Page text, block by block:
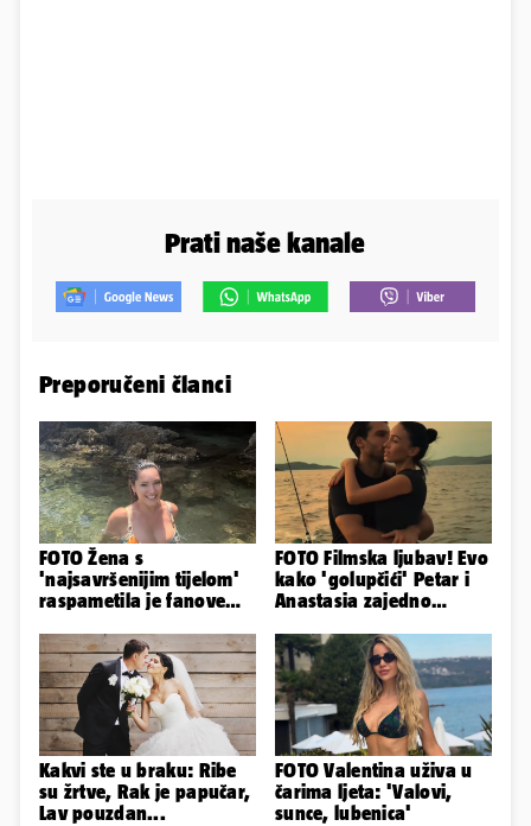
Prati naše kanale
Preporučeni članci
FOTO Žena s
'najsavršenijim tijelom'
raspametila je fanove
plićaka
FOTO Filmska ljubav! Evo
kako 'golupčići' Petar i
Anastasia zajedno
Kakvi ste u braku: Ribe
su žrtve, Rak je papučar,
Lav pouzdan...
FOTO Valentina uživa u
čarima ljeta: 'Valovi,
sunce, lubenica'